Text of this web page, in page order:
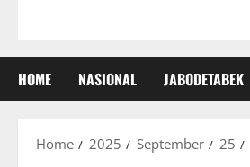
HOME NASIONAL JABODETABEK
Home 2025 September 25